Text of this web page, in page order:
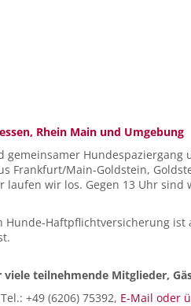
Rhein Main und Umgebung
gemeinsamer
Frankfurt/Main-Goldstein,
laufen wir los. Gegen 13 Uhr
Hunde-Haftpflichtversicherung
teilnehmende Mitglieder,
+49 (6206) 75392, E-Mail oder